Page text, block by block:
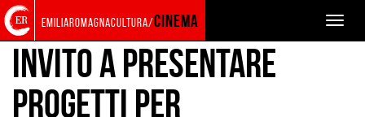
Torna
alla
home
page
Cerca
nel
sito
Salta
ai
contenuti
Salta
al
menu
principale
Toggle
emiliaromagnacultura/cinema
BANDI PROMOZIONE FESTIVAL E RASSEGNE
Invito a presentare
progetti per